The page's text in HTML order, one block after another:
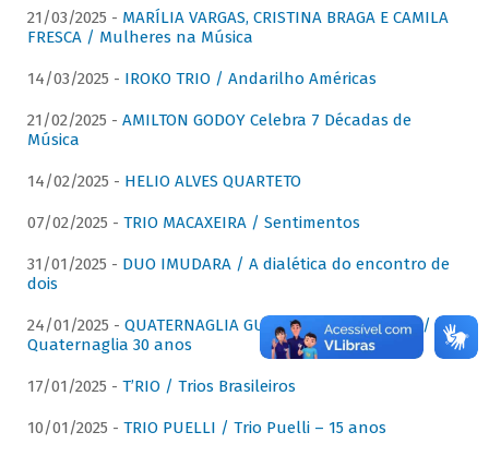
21/03/2025 - MARÍLIA VARGAS, CRISTINA BRAGA E CAMILA
FRESCA / Mulheres na Música
14/03/2025 - IROKO TRIO / Andarilho Américas
21/02/2025 - AMILTON GODOY Celebra 7 Décadas de
Música
14/02/2025 - HELIO ALVES QUARTETO
07/02/2025 - TRIO MACAXEIRA / Sentimentos
31/01/2025 - DUO IMUDARA / A dialética do encontro de
dois
24/01/2025 - QUATERNAGLIA GUITAR QUARTET (QGQ) /
Quaternaglia 30 anos
17/01/2025 - T’RIO / Trios Brasileiros
10/01/2025 - TRIO PUELLI / Trio Puelli – 15 anos